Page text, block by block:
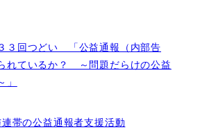
３回つどい 「公益通報（内部告
れているか？ ～問題だらけの公益
帯の公益通報者支援活動